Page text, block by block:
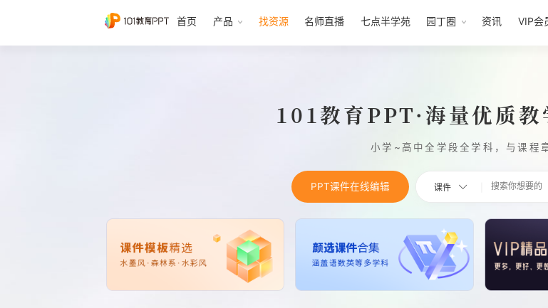
首页 产品 找资源 名师直播 七点半学苑 园丁圈 资讯 VIP会
101教育PPT·海量优质教
小学~高中全学段全学科，与课程
PPT课件在线编辑 课件